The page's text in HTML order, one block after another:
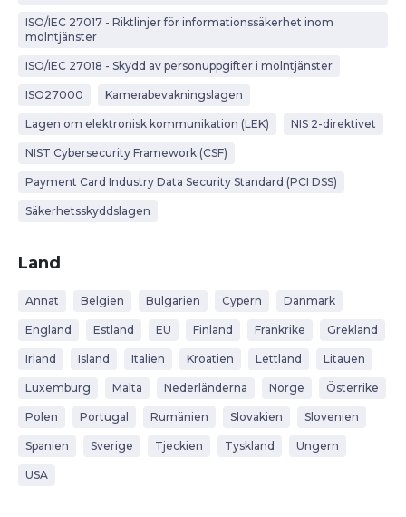
ISO/IEC 27017 - Riktlinjer för informationssäkerhet inom
molntjänster
ISO/IEC 27018 - Skydd av personuppgifter i molntjänster
ISO27000 Kamerabevakningslagen
Lagen om elektronisk kommunikation (LEK) NIS 2-direktivet
NIST Cybersecurity Framework (CSF)
Payment Card Industry Data Security Standard (PCI DSS)
Säkerhetsskyddslagen
Land
Annat Belgien Bulgarien Cypern Danmark
England Estland EU Finland Frankrike Grekland
Irland Island Italien Kroatien Lettland Litauen
Luxemburg Malta Nederländerna Norge Österrike
Polen Portugal Rumänien Slovakien Slovenien
Spanien Sverige Tjeckien Tyskland Ungern
USA